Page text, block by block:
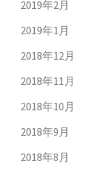
2019年2月
2019年1月
2018年12月
2018年11月
2018年10月
2018年9月
2018年8月